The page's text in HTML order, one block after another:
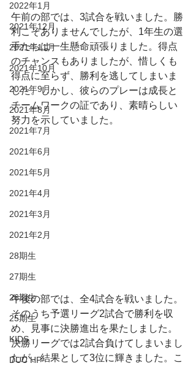
2022年1月
2021年12月
2021年11月
2021年10月
2021年9月
2021年8月
2021年7月
2021年6月
2021年5月
2021年4月
2021年3月
2021年2月
28期生
27期生
26期生
25期生
KIDS
DUC HP
午前の部では、3試合を戦いました。勝
利こそありませんでしたが、1年生の選
手たちは一生懸命頑張りました。得点
のチャンスもありましたが、惜しくも
得点に至らず、勝利を逃してしまいま
した。しかし、彼らのプレーは成長と
チームワークの証であり、素晴らしい
努力を示していました。
午後の部では、全4試合を戦いました。
そのうち予選リーグ2試合で勝利を収
め、見事に決勝進出を果たしました。
決勝リーグでは2試合負けてしまいまし
たが、結果として3位に輝きました。こ